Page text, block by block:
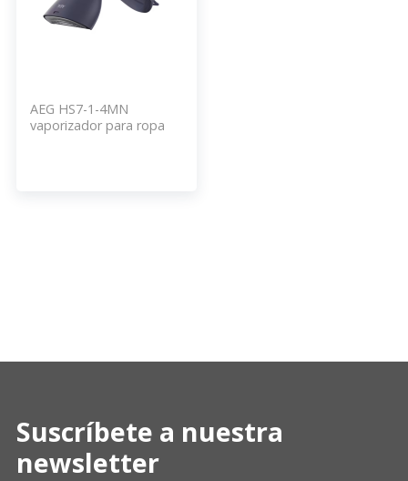
AEG HS7-1-4MN
vaporizador para ropa
Suscríbete a nuestra
newsletter